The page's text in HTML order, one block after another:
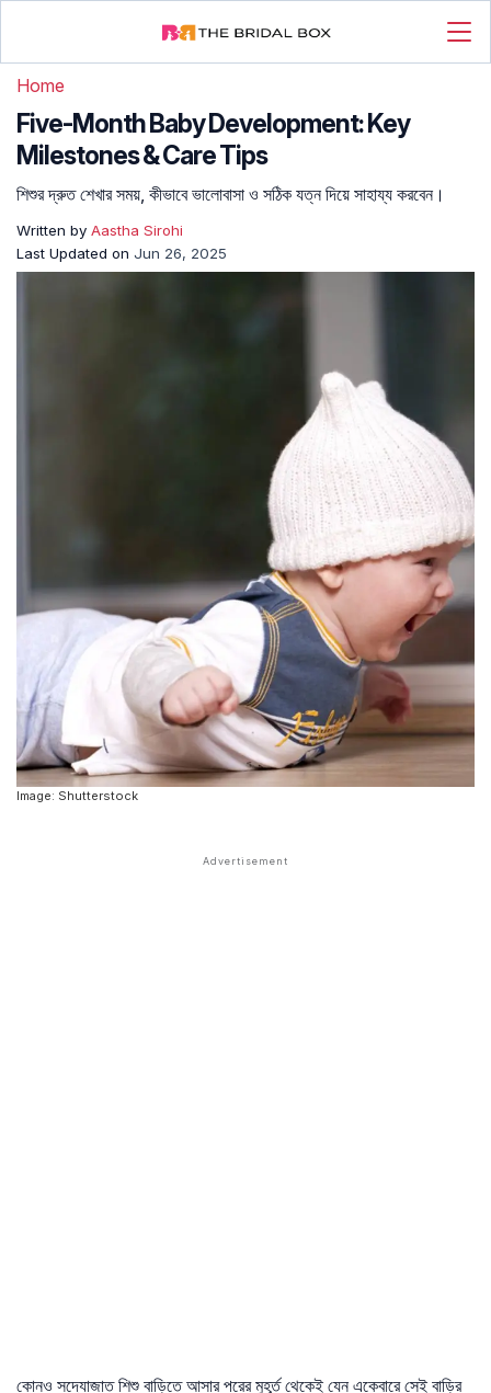
Home
Five-Month Baby Development: Key
Milestones & Care Tips
শিশুর দ্রুত শেখার সময়, কীভাবে ভালোবাসা ও সঠিক যত্ন দিয়ে সাহায্য করবেন।
Written by Aastha Sirohi
Last Updated on Jun 26, 2025
Image: Shutterstock
কোনও সদ্যোজাত শিশু বাড়িতে আসার পরের মুহূর্ত থেকেই যেন একেবারে সেই বাড়ির